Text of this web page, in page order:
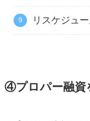
リスケジュ
④プロパー融資